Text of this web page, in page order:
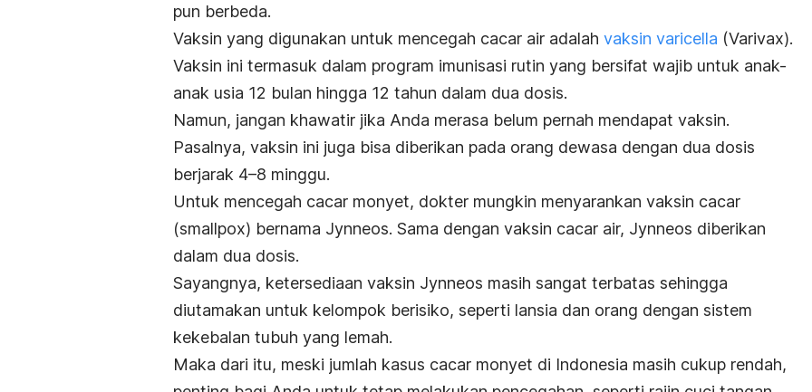
pun berbeda.
Vaksin yang digunakan untuk mencegah cacar air adalah vaksin varicella (Varivax).
Vaksin ini termasuk dalam program imunisasi rutin yang bersifat wajib untuk anak-
anak usia 12 bulan hingga 12 tahun dalam dua dosis.
Namun, jangan khawatir jika Anda merasa belum pernah mendapat vaksin.
Pasalnya, vaksin ini juga bisa diberikan pada orang dewasa dengan dua dosis
berjarak 4–8 minggu.
Untuk mencegah cacar monyet, dokter mungkin menyarankan vaksin cacar
(smallpox) bernama Jynneos. Sama dengan vaksin cacar air, Jynneos diberikan
dalam dua dosis.
Sayangnya, ketersediaan vaksin Jynneos masih sangat terbatas sehingga
diutamakan untuk kelompok berisiko, seperti lansia dan orang dengan sistem
kekebalan tubuh yang lemah.
Maka dari itu, meski jumlah kasus cacar monyet di Indonesia masih cukup rendah,